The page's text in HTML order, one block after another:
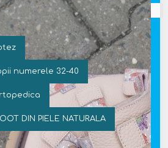
numerele 32-40
DIN PIELE NATURALA